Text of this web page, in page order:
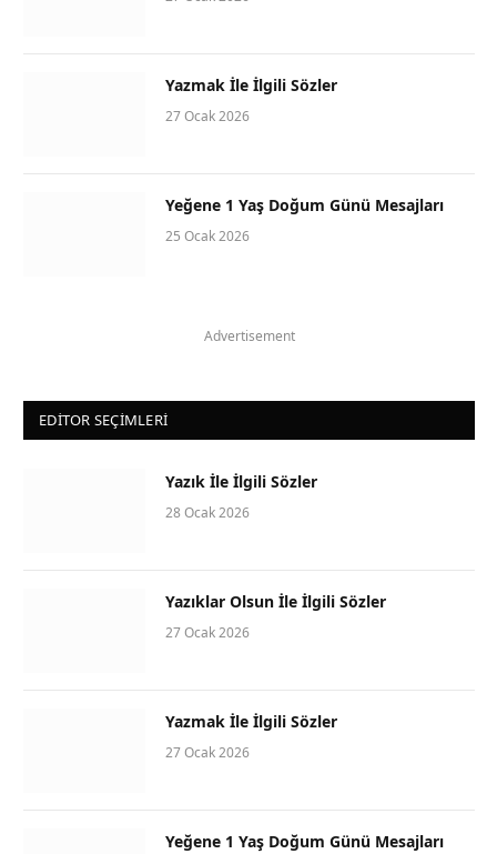
Yazmak İle İlgili Sözler
27 Ocak 2026
Yeğene 1 Yaş Doğum Günü Mesajları
25 Ocak 2026
Advertisement
EDITOR SEÇIMLERI
Yazık İle İlgili Sözler
28 Ocak 2026
Yazıklar Olsun İle İlgili Sözler
27 Ocak 2026
Yazmak İle İlgili Sözler
27 Ocak 2026
Yeğene 1 Yaş Doğum Günü Mesajları